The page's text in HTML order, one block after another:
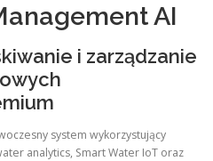
AI
i zarządzanie
system wykorzystujący
analytics, Smart Water IoT oraz